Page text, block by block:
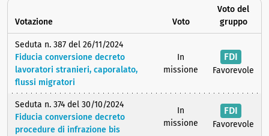
Votazione Voto
Voto del
gruppo
Seduta n. 387 del 26/11/2024
Fiducia conversione decreto
lavoratori stranieri, caporalato,
flussi migratori
In
missione
FDI
Favorevole
Seduta n. 374 del 30/10/2024
Fiducia conversione decreto
procedure di infrazione bis
In
missione
FDI
Favorevole